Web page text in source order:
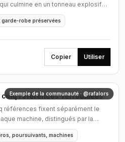
culmine en un tonneau explosif
justesse.
garde-robe préservées
Copier Utiliser
Exemple de la communauté · @rafalors
cinq références verrouillées
références fixent séparément le
machine, distingués par la
poursuivants, machines